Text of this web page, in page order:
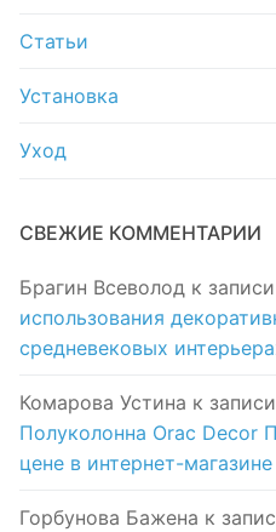
Статьи
Установка
Уход
СВЕЖИЕ КОММЕНТАРИИ
Брагин Всеволод к записи
использования
средневековых
Комарова Устина к записи
Полуколонна Orac Decor
цене в интернет-магазине
Горбунова Бажена к